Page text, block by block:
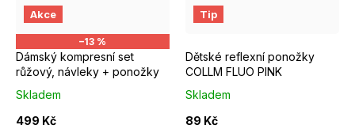
Akce
–13 %
Dámský kompresní set
růžový, návleky + ponožky
Skladem
499 Kč
Ponožky vel. 37-39 + návlek S/M obvod lýtka do 38cm,výška do
Tip
Dětské reflexní ponožky
COLLM FLUO PINK
Skladem
89 Kč
34 - 36